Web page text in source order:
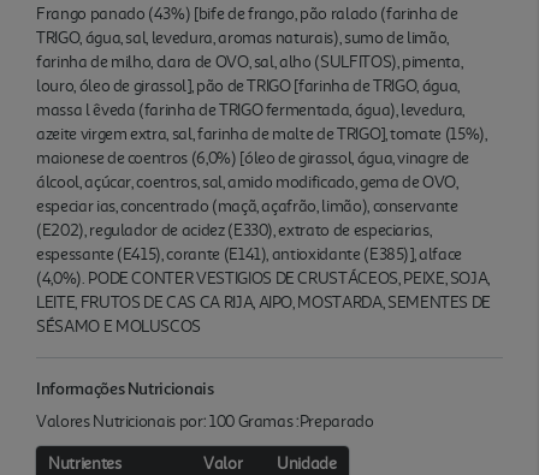
Frango panado (43%) [bife de frango, pão ralado (farinha de
TRIGO, água, sal, levedura, aromas naturais), sumo de limão,
farinha de milho, clara de OVO, sal, alho (SULFITOS), pimenta,
louro, óleo de girassol], pão de TRIGO [farinha de TRIGO, água,
massa l êveda (farinha de TRIGO fermentada, água), levedura,
azeite virgem extra, sal, farinha de malte de TRIGO], tomate (15%),
maionese de coentros (6,0%) [óleo de girassol, água, vinagre de
álcool, açúcar, coentros, sal, amido modificado, gema de OVO,
especiar ias, concentrado (maçã, açafrão, limão), conservante
(E202), regulador de acidez (E330), extrato de especiarias,
espessante (E415), corante (E141), antioxidante (E385)], alface
(4,0%). PODE CONTER VESTIGIOS DE CRUSTÁCEOS, PEIXE, SOJA,
LEITE, FRUTOS DE CAS CA RIJA, AIPO, MOSTARDA, SEMENTES DE
SÉSAMO E MOLUSCOS
Informações Nutricionais
Valores Nutricionais por: 100 Gramas :Preparado
Nutrientes Valor
Unidade